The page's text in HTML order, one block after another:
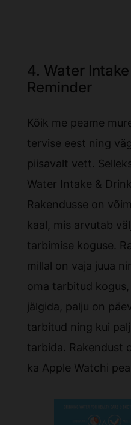
4. Water
Reminder
Kõik me peame
tervise eest ning
piisavalt vett.
Water Intake &
Rakendusse on
kaal, mis arvutab
tarbimise koguse.
millal on vaja juua
oma tarbitud
jälgida, palju on
tarbitud ning kui
tarbida. Rakendust
ka Apple Watchi